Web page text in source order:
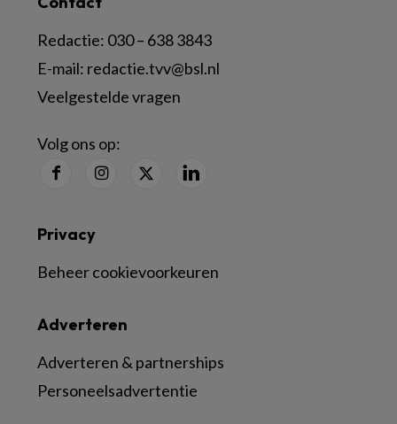
Redactie: 030 – 638 3843
E-mail: redactie.tvv@bsl.nl
Veelgestelde vragen
Volg ons op:
Adverteren
Adverteren & partnerships
Personeelsadvertentie
Privacy
Beheer cookievoorkeuren